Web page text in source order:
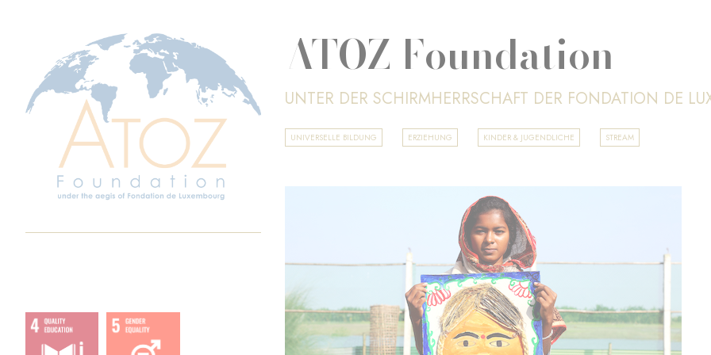
ATOZ Foundation
UNTER DER SCHIRMHERRSCHAFT DER FONDATION DE
UNIVERSELLE BILDUNG ERZIEHUNG KINDER & JUGENDLICHE STREAM